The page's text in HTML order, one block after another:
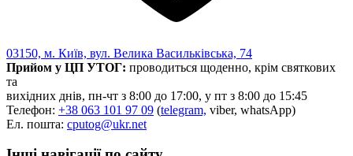
03150, м. Київ, вул. Велика Васильківська, 74
Прийом у ЦП УТОГ: проводиться щоденно, крім святкових
та
вихідних днів, пн-чт з 8:00 до 17:00, у пт з 8:00 до 15:45
Телефон: +38 063 101 97 09 (telegram, viber, whatsApp)
Ел. пошта: cputog@ukr.net